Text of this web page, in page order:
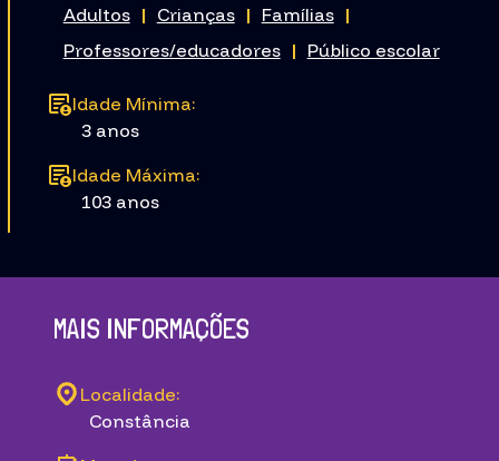
Adultos | Crianças | Famílias |
Professores/educadores | Público escolar
Idade Mínima:
3 anos
Idade Máxima:
103 anos
MAIS INFORMAÇÕES
Localidade:
Constância